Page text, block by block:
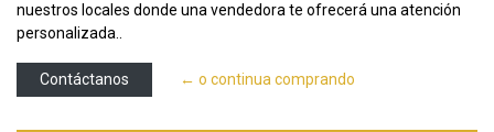
nuestros locales donde una vendedora te ofrecerá una atención
personalizada..
Contáctanos ← o continua comprando